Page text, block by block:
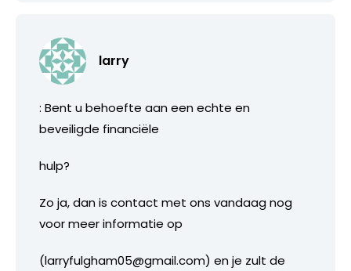
larry
: Bent u behoefte aan een echte en
beveiligde financiële
hulp?
Zo ja, dan is contact met ons vandaag nog
voor meer informatie op
(larryfulgham05@gmail.com) en je zult de